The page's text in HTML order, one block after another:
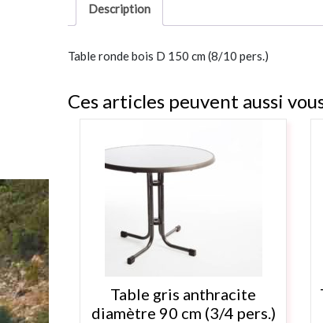
Description
Table ronde bois D 150 cm (8/10 pers.)
Ces articles peuvent aussi
Table gris anthracite
diamètre 90 cm (3/4 pers.)